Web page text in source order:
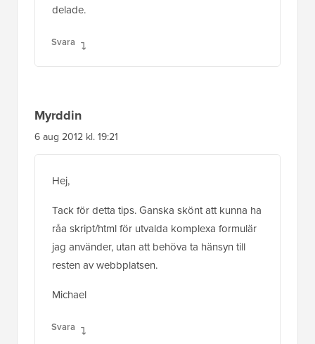
delade.
Svara
Myrddin
6 aug 2012 kl. 19:21
Hej,
Tack för detta tips. Ganska skönt att kunna ha
råa skript/html för utvalda komplexa formulär
jag använder, utan att behöva ta hänsyn till
resten av webbplatsen.
Michael
Svara